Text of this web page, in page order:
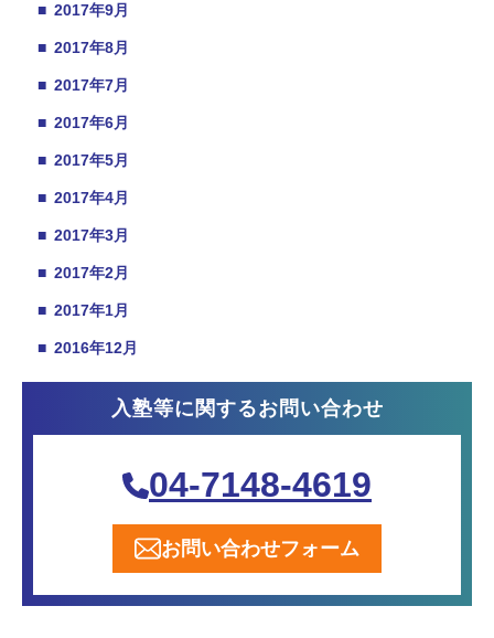
■ 2017年9月
■ 2017年8月
■ 2017年7月
■ 2017年6月
■ 2017年5月
■ 2017年4月
■ 2017年3月
■ 2017年2月
■ 2017年1月
■ 2016年12月
入塾等に関するお問い合わせ
04-7148-4619
お問い合わせフォーム